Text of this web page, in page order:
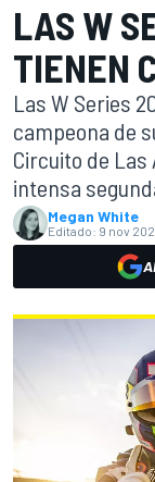
LAS W
TIENEN
Las W Series
campeona de
Circuito de
intensa
Megan White
Editado: 9 nov